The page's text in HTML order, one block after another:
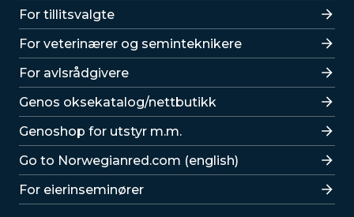
For tillitsvalgte
For veterinærer og seminteknikere
For avlsrådgivere
Lenker
Genos oksekatalog/nettbutikk
Genoshop for utstyr m.m.
Go to Norwegianred.com (english)
For eierinseminører